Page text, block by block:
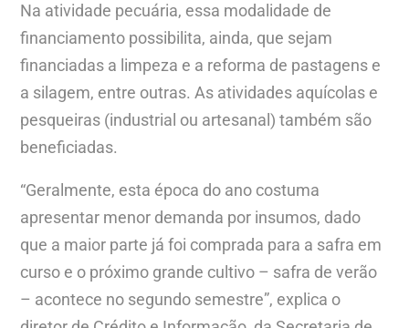
Na atividade pecuária, essa modalidade de
financiamento possibilita, ainda, que sejam
financiadas a limpeza e a reforma de pastagens e
a silagem, entre outras. As atividades aquícolas e
pesqueiras (industrial ou artesanal) também são
beneficiadas.
“Geralmente, esta época do ano costuma
apresentar menor demanda por insumos, dado
que a maior parte já foi comprada para a safra em
curso e o próximo grande cultivo – safra de verão
– acontece no segundo semestre”, explica o